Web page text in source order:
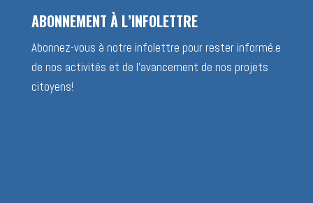
ABONNEMENT À L’INFOLETTRE
Abonnez-vous à notre infolettre pour rester informé.e
de nos activités et de l’avancement de nos projets
citoyens!